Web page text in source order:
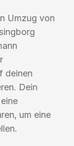
Umzug von
deinen
Dein
um eine